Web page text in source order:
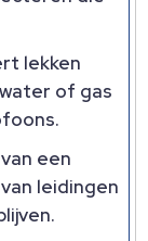
lekken
of gas
een
leidingen